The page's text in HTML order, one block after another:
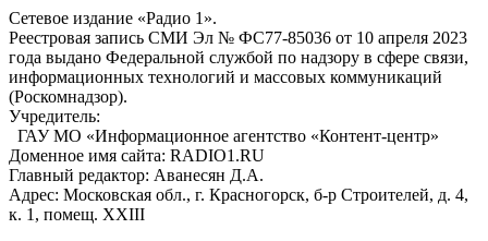
Сетевое издание «Радио 1».
Реестровая запись СМИ Эл № ФС77-85036 от 10 апреля 2023
года выдано Федеральной службой по надзору в сфере связи,
информационных технологий и массовых коммуникаций
(Роскомнадзор).
Учредитель:
ГАУ МО «Информационное агентство «Контент-центр»
Доменное имя сайта: RADIO1.RU
Главный редактор: Аванесян Д.А.
Адрес: Московская обл., г. Красногорск, б-р Строителей, д. 4,
к. 1, помещ. XXIII